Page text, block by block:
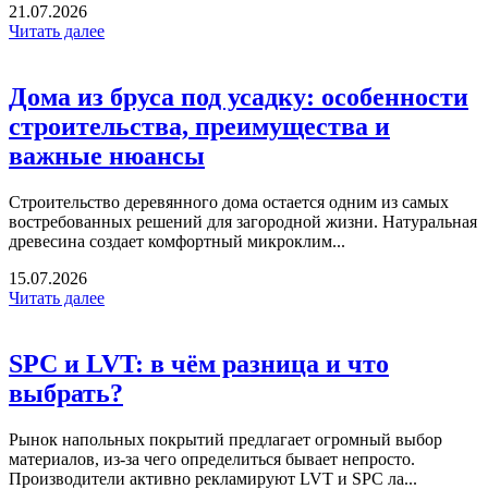
21.07.2026
Читать далее
Дома из бруса под усадку: особенности
строительства, преимущества и
важные нюансы
Строительство деревянного дома остается одним из самых
востребованных решений для загородной жизни. Натуральная
древесина создает комфортный микроклим...
15.07.2026
Читать далее
SPC и LVT: в чём разница и что
выбрать?
Рынок напольных покрытий предлагает огромный выбор
материалов, из-за чего определиться бывает непросто.
Производители активно рекламируют LVT и SPC ла...